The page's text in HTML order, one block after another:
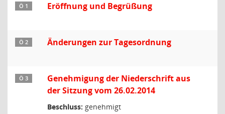
Ö 1 Eröffnung und Begrüßung
Ö 2 Änderungen zur Tagesordnung
Ö 3
Genehmigung der Niederschrift aus
der Sitzung vom 26.02.2014
Beschluss: genehmigt